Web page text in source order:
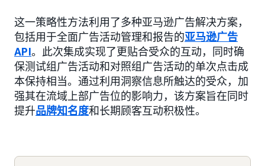
这一策略性方法利用了多种亚马逊广告解决方案，
包括用于全面广告活动管理和报告的亚马逊广告
API。此次集成实现了更贴合受众的互动，同时确
保测试组广告活动和对照组广告活动的单次点击成
本保持相当。通过利用洞察信息所触达的受众，加
强其在流域上部广告位的影响力，该方案旨在同时
提升品牌知名度和长期顾客互动积极性。